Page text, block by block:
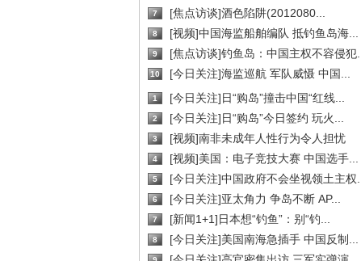
7 [焦点访谈]酒色陷阱(2012080...
8 [视频]中国海监船舶编队 抵钓鱼岛海...
9 [焦点访谈]钓鱼岛：中国主权不容侵犯...
10 [今日关注]海监巡航 军队威慑 中国...
1 [今日关注]日“购岛”撞击中国“红线...
2 [今日关注]日“购岛”今日签约 玩火...
3 [视频]南非未成年人性行为令人担忧
4 [视频]美国：电子竞技大赛 中国选手...
5 [今日关注]中国政府不会坐视领土主权...
6 [今日关注]亚太角力 争岛不断 AP...
7 [新闻1+1]日本想“钓鱼”：别“钓...
8 [今日关注]美国南海急插手 中国反制...